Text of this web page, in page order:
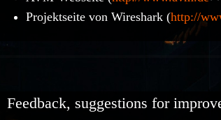
Projektseite von Wireshark (http://
Feedback, suggestions for